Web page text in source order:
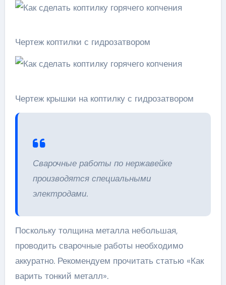
Чертеж коптилки с гидрозатвором
Чертеж крышки на коптилку с гидрозатвором
Сварочные работы по нержавейке
производятся специальными
электродами.
Поскольку толщина металла небольшая,
проводить сварочные работы необходимо
аккуратно. Рекомендуем прочитать статью «Как
варить тонкий металл».